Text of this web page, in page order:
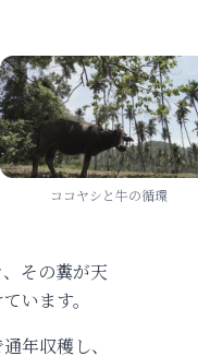
ココヤシと牛の循環
その糞が天
います。
年収穫し、